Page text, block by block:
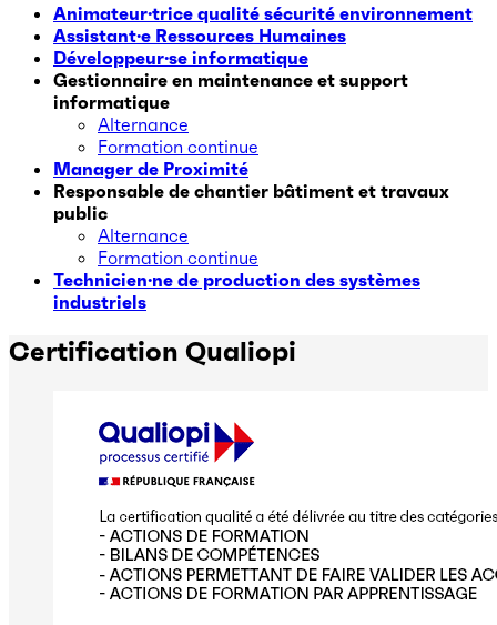
Animateur·trice qualité sécurité environnement
Assistant·e Ressources Humaines
Développeur·se informatique
Gestionnaire en maintenance et support
informatique
Alternance
Formation continue
Manager de Proximité
Responsable de chantier bâtiment et travaux
public
Alternance
Formation continue
Technicien·ne de production des systèmes
industriels
Certification Qualiopi